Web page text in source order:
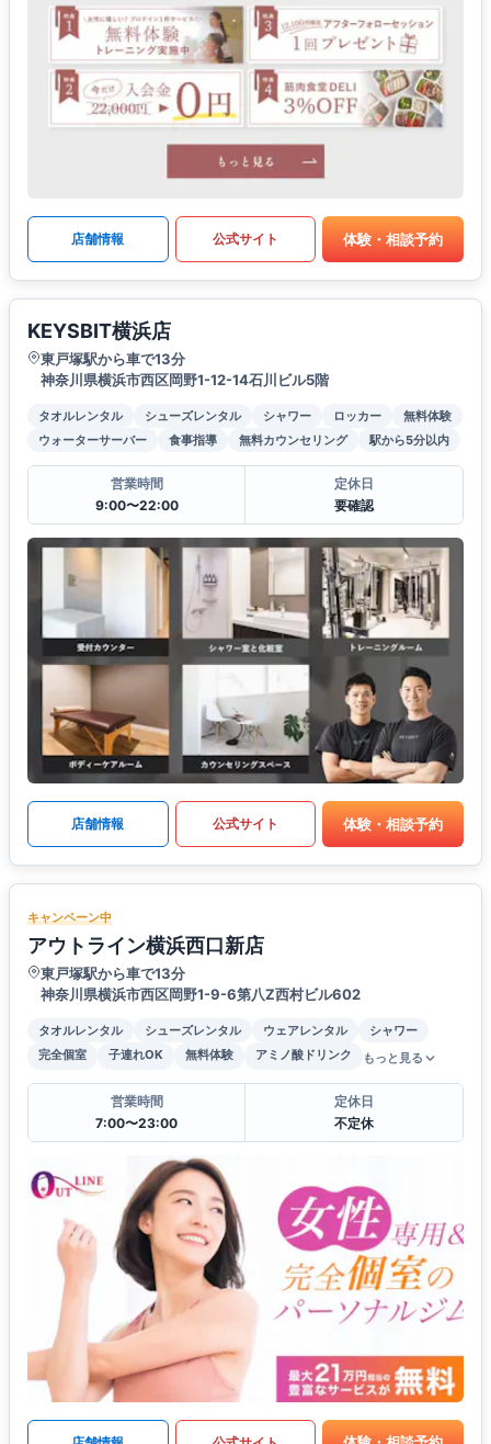
店舗情報 公式サイト 体験・相談予約
KEYSBIT横浜店
東戸塚駅から車で13分
神奈川県横浜市西区岡野1-12-14石川ビル5階
タオルレンタル シューズレンタル シャワー ロッカー
無料体験
ウォーターサーバー
食事指導 無料カウンセリング 駅から5分以内
営業時間
9:00〜22:00
定休日
要確認
店舗情報 公式サイト 体験・相談予約
キャンペーン中
アウトライン横浜西口新店
東戸塚駅から車で13分
神奈川県横浜市西区岡野1-9-6第八Z西村ビル602
タオルレンタル シューズレンタル ウェアレンタル
シャワー
完全個室
子連れOK 無料体験 アミノ酸ドリンク もっと見る
営業時間
7:00〜23:00
定休日
不定休